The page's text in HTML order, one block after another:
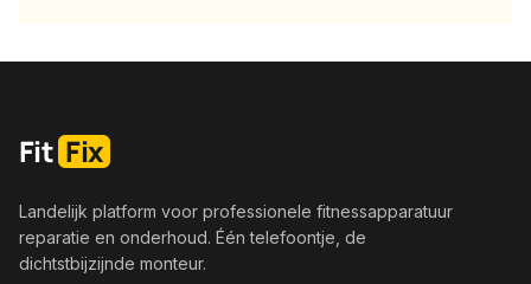
Fit Fix
Landelijk platform voor professionele fitnessapparatuur
reparatie en onderhoud. Één telefoontje, de
dichtstbijzijnde monteur.